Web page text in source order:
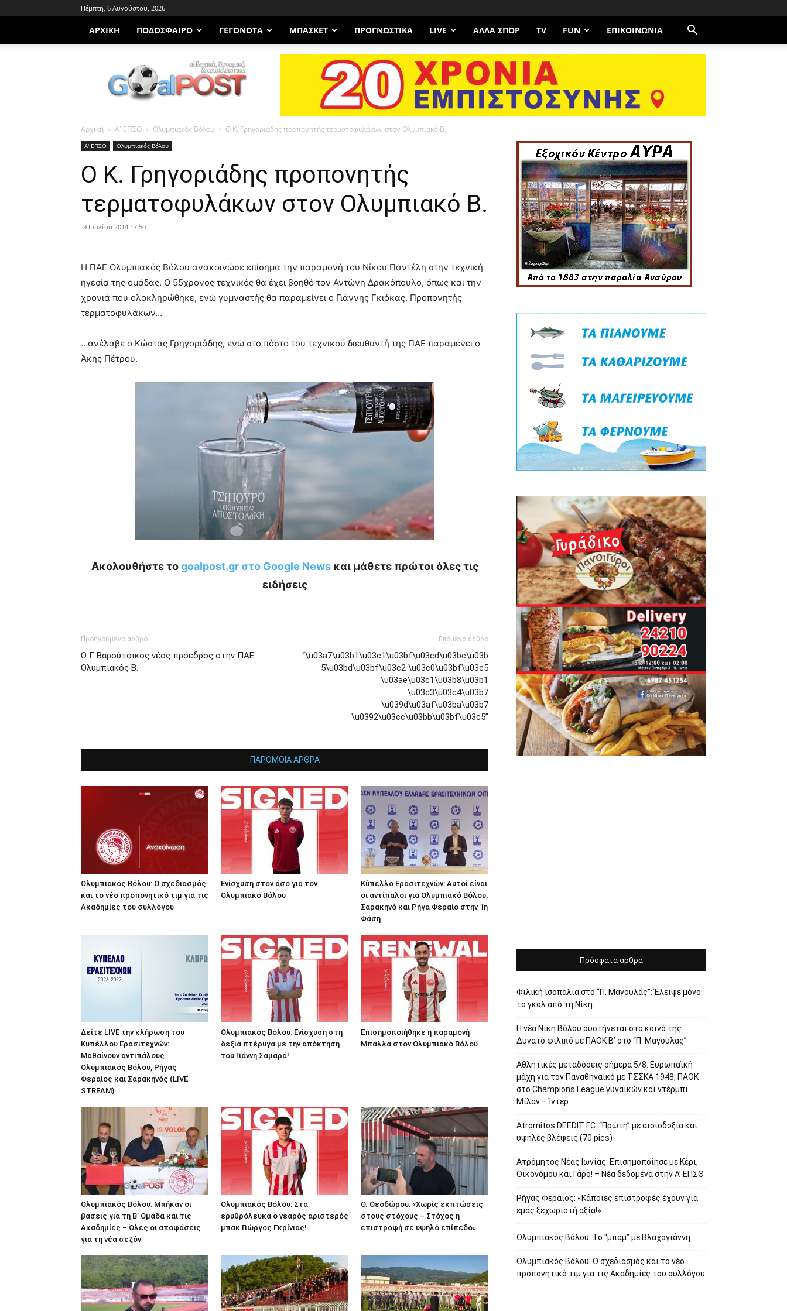
Πέμπτη, 6 Αυγούστου, 2026
ΑΡΧΙΚΗ ΠΟΔΌΣΦΑΙΡΟ ΓΕΓΟΝΌΤΑ ΜΠΆΣΚΕΤ ΠΡΟΓΝΩΣΤΙΚΑ LIVE ΆΛΛΑ ΣΠΟΡ TV FUN ΕΠΙΚΟΙΝΩΝΊΑ
Goalpost.gr
Αρχική Α' ΕΠΣΘ Ολυμπιακός Βόλου Ο Κ. Γρηγοριάδης προπονητής τερματοφυλάκων στον Ολυμπιακό Β.
Α' ΕΠΣΘ Ολυμπιακός Βόλου
Ο Κ. Γρηγοριάδης προπονητής
τερματοφυλάκων στον Ολυμπιακό Β.
9 Ιουλίου 2014 17:50
Η ΠΑΕ Ολυμπιακός Βόλου ανακοινώσε επίσημα την παραμονή του Νίκου Παντέλη στην τεχνική
ηγεσία της ομάδας. Ο 55χρονος τεχνικός θα έχει βοηθό τον Αντώνη Δρακόπουλο, όπως και την
χρονιά που ολοκληρώθηκε, ενώ γυμναστής θα παραμείνει ο Γιάννης Γκιόκας. Προπονητής
τερματοφυλάκων…
…ανέλαβε ο Κώστας Γρηγοριάδης, ενώ στο πόστο του τεχνικού διευθυντή της ΠΑΕ παραμένει ο
Άκης Πέτρου.
Ακολουθήστε τοgoalpost.gr στο Google Newsκαι μάθετε πρώτοι όλες τις
ειδήσεις
Προηγούμενο άρθρο
Ο Γ. Βαρούτσικος νέος πρόεδρος στην ΠΑΕ
Ολυμπιακός Β.
Επόμενο άρθρο
“\u03a7\u03b1\u03c1\u03bf\u03cd\u03bc\u03b
5\u03bd\u03bf\u03c2 \u03c0\u03bf\u03c5
\u03ae\u03c1\u03b8\u03b1
\u03c3\u03c4\u03b7
\u039d\u03af\u03ba\u03b7
\u0392\u03cc\u03bb\u03bf\u03c5”
ΠΑΡΟΜΟΙΑ ΑΡΘΡΑ
Ολυμπιακός Βόλου: Ο σχεδιασμός
και το νέο προπονητικό τιμ για τις
Ακαδημίες του συλλόγου
Ενίσχυση στον άσο για τον
Ολυμπιακό Βόλου
Κύπελλο Ερασιτεχνών: Αυτοί είναι
οι αντίπαλοι για Ολυμπιακό Βόλου,
Σαρακηνό και Ρήγα Φεραίο στην 1η
Φάση
Δείτε LIVE την κλήρωση του
Κυπέλλου Ερασιτεχνών:
Μαθαίνουν αντιπάλους
Ολυμπιακός Βόλου, Ρήγας
Φεραίος και Σαρακηνός (LIVE
STREAM)
Ολυμπιακός Βόλου: Ενίσχυση στη
δεξιά πτέρυγα με την απόκτηση
του Γιάννη Σαμαρά!
Επισημοποιήθηκε η παραμονή
Μπάλλα στον Ολυμπιακό Βόλου
Ολυμπιακός Βόλου: Μπήκαν οι
βάσεις για τη Β’ Ομάδα και τις
Ακαδημίες – Όλες οι αποφάσεις
για τη νέα σεζόν
Ολυμπιακός Βόλου: Στα
ερυθρόλευκα ο νεαρός αριστερός
μπακ Γιώργος Γκρίνιας!
Θ. Θεοδώρου: «Χωρίς εκπτώσεις
στους στόχους – Στόχος η
επιστροφή σε υψηλό επίπεδο»
Πρόσφατα άρθρα
Φιλική ισοπαλία στο “Π. Μαγουλάς”: Έλειψε μόνο
το γκολ από τη Νίκη
Η νέα Νίκη Βόλου συστήνεται στο κοινό της:
Δυνατό φιλικό με ΠΑΟΚ Β’ στο “Π. Μαγουλάς”
Αθλητικές μεταδόσεις σήμερα 5/8: Ευρωπαϊκή
μάχη για τον Παναθηναϊκό με ΤΣΣΚΑ 1948, ΠΑΟΚ
στο Champions League γυναικών και ντέρμπι
Μίλαν – Ίντερ
Atromitos DEEDIT FC: “Πρώτη” με αισιοδοξία και
υψηλές βλέψεις (70 pics)
Ατρόμητος Νέας Ιωνίας: Επισημοποίησε με Κέρι,
Οικονόμου και Γάρο! – Νέα δεδομένα στην Α’ ΕΠΣΘ
Ρήγας Φεραίος: «Κάποιες επιστροφές έχουν για
εμάς ξεχωριστή αξία!»
Ολυμπιακός Βόλου: Το “μπαμ” με Βλαχογιάννη
Ολυμπιακός Βόλου: Ο σχεδιασμός και το νέο
προπονητικό τιμ για τις Ακαδημίες του συλλόγου